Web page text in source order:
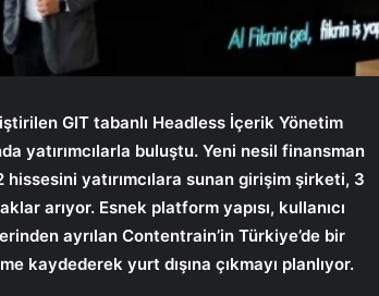
GIT tabanlı Headless İçerik Yönetim
yatırımcılarla buluştu. Yeni nesil finansman
yatırımcılara sunan girişim şirketi, 3
arıyor. Esnek platform yapısı, kullanıcı
ayrılan Contentrain’in Türkiye’de bir
kaydederek yurt dışına çıkmayı planlıyor.